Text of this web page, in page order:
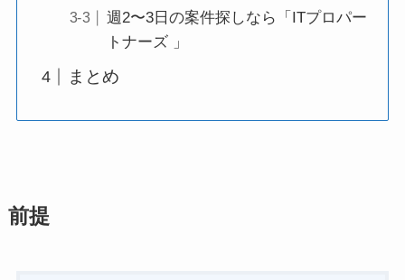
週2〜3日の案件探しなら「ITプロパー
トナーズ 」
まとめ
前提